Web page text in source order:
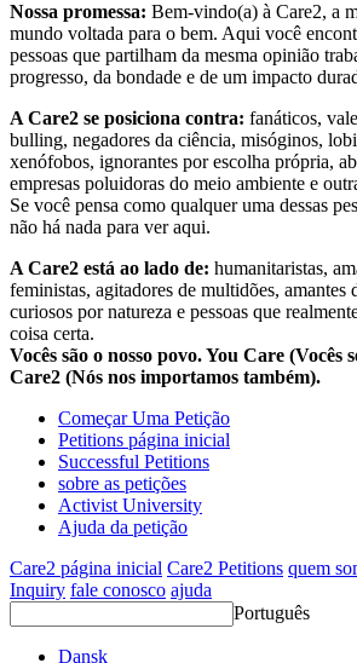
Nossa promessa: Bem-vindo(a) à Care2, a
mundo voltada para o bem. Aqui você
pessoas que partilham da mesma opinião
progresso, da bondade e de um impacto
A Care2 se posiciona contra: fanáticos,
bulling, negadores da ciência, misóginos,
xenófobos, ignorantes por escolha própria,
empresas poluidoras do meio ambiente e
Se você pensa como qualquer uma dessas
não há nada para ver aqui.
A Care2 está ao lado de: humanitaristas,
feministas, agitadores de multidões, amantes
curiosos por natureza e pessoas que
coisa certa.
Vocês são o nosso povo. You Care (Vocês
Care2 (Nós nos importamos também).
Começar Uma Petição
Petitions página inicial
Successful Petitions
sobre as petições
Activist University
Ajuda da petição
Care2 página inicial Care2 Petitions quem
Inquiry fale conosco ajuda
Português
Dansk